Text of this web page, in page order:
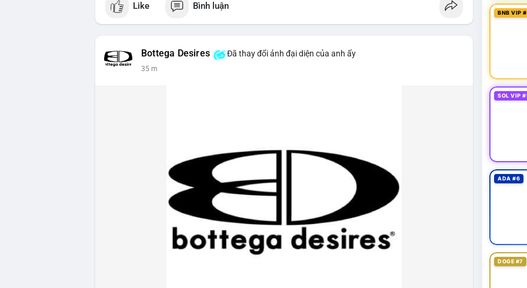
Like Bình luận
Bottega Desires Đã thay đổi ảnh đại diện của anh ấy
35 m
BNB VIP
SOL VIP
ADA #6
DOGE #7